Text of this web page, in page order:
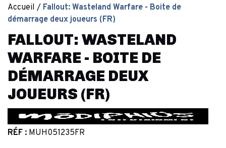
Accueil
Fallout: Wasteland Warfare - Boite de
démarrage deux joueurs (FR)
FALLOUT: WASTELAND
WARFARE - BOITE DE
DÉMARRAGE DEUX
JOUEURS (FR)
RÉF : MUH051235FR